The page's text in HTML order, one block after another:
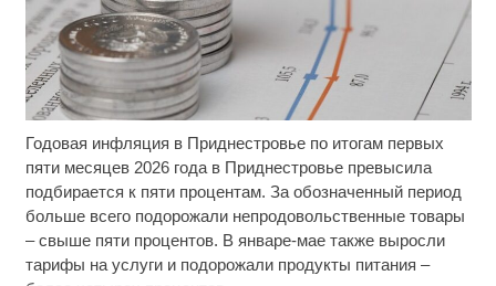
Годовая инфляция в Приднестровье по итогам первых
пяти месяцев 2026 года в Приднестровье превысила
подбирается к пяти процентам. За обозначенный период
больше всего подорожали непродовольственные товары
– свыше пяти процентов. В январе-мае также выросли
тарифы на услуги и подорожали продукты питания –
i
Ролик длится несколько секунд, а смеяться вы
будете долго
i
Ролик длится пару секунд, но вы будете в шоке
от увиденного
Королева вагона отожгла! Видео не оставит